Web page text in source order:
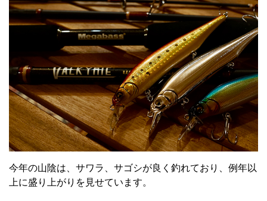
今年の山陰は、サワラ、サゴシが良く釣れており、例年以
上に盛り上がりを見せています。